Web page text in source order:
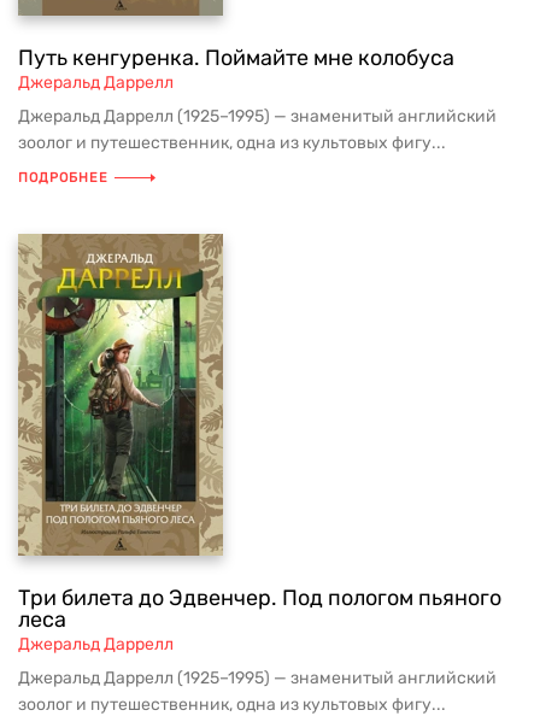
Путь кенгуренка. Поймайте мне колобуса
Джеральд Даррелл
Джеральд Даррелл (1925–1995) — знаменитый английский
зоолог и путешественник, одна из культовых фигу...
ПОДРОБНЕЕ
Три билета до Эдвенчер. Под пологом пьяного
леса
Джеральд Даррелл
Джеральд Даррелл (1925–1995) — знаменитый английский
зоолог и путешественник, одна из культовых фигу...